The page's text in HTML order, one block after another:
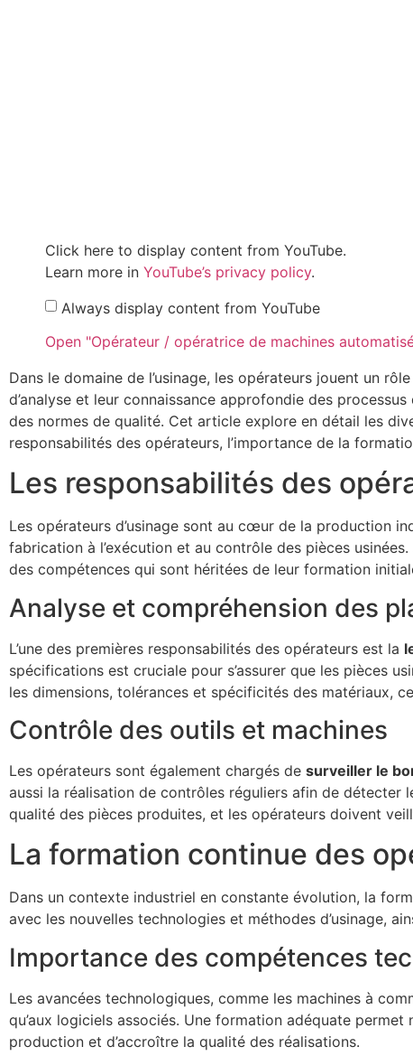
Click here to display content from YouTube.
Learn more in YouTube’s privacy policy.
Always display content from YouTube
Open "Opérateur / opératrice de machines
Dans le domaine de l’usinage, les opérateurs jouent un
d’analyse et leur connaissance approfondie des
des normes de qualité. Cet article explore en détail les
responsabilités des opérateurs, l’importance de la
Les responsabilités des
Les opérateurs d’usinage sont au cœur de la production
fabrication à l’exécution et au contrôle des pièces
des compétences qui sont héritées de leur formation
Analyse et compréhension des
L’une des premières responsabilités des opérateurs est la
spécifications est cruciale pour s’assurer que les pièces
les dimensions, tolérances et spécificités des matériaux,
Contrôle des outils et machines
Les opérateurs sont également chargés de surveiller le
aussi la réalisation de contrôles réguliers afin de détecter
qualité des pièces produites, et les opérateurs doivent
La formation continue des
Dans un contexte industriel en constante évolution, la
avec les nouvelles technologies et méthodes d’usinage,
Importance des compétences
Les avancées technologiques, comme les machines à
qu’aux logiciels associés. Une formation adéquate permet
production et d’accroître la qualité des réalisations.